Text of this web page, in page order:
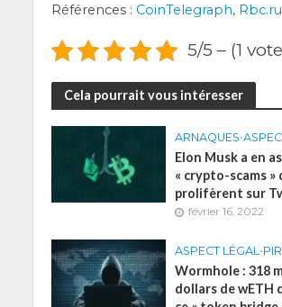
Réfé­rences : Coin­Te­le­graph, Rbc.ru
5/5 – (1
Cela pourrait vous intéresser
ARNAQUES•
Elon Musk a en
« crypto-scams »
prolifèrent sur
février 16, 2022
ASPECT LÉGAL•
Wormhole : 318
dollars de wETH